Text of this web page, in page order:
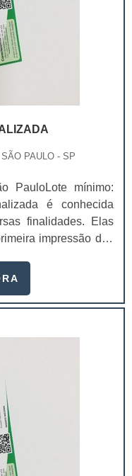
PAULO - SP
PauloLote mínimo:
é conhecida
finalidades. Elas
impressão dos
de venda, visto
é ainda melhor,